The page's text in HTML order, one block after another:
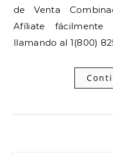
de Venta
Afíliate
llamando al 1(800)